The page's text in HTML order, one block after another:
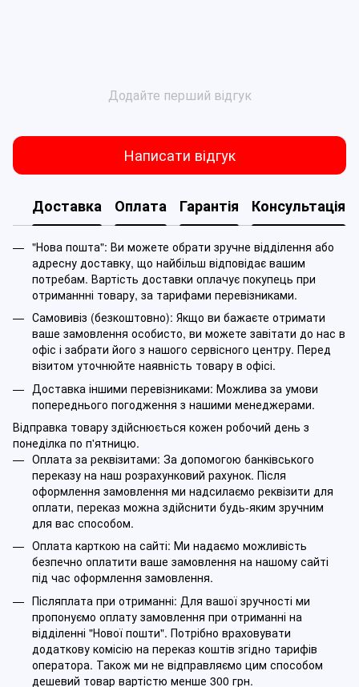
Додайте перший відгук
Написати відгук
Доставка Оплата Гарантія Консультація
"Нова пошта": Ви можете обрати зручне відділення або
адресну доставку, що найбільш відповідає вашим
потребам. Вартість доставки оплачує покупець при
отриманнні товару, за тарифами перевізниками.
Самовивіз (безкоштовно): Якщо ви бажаєте отримати
ваше замовлення особисто, ви можете завітати до нас в
офіс і забрати його з нашого сервісного центру. Перед
візитом уточнюйте наявність товару в офісі.
Доставка іншими перевізниками: Можлива за умови
попереднього погодження з нашими менеджерами.
Відправка товару здійснюється кожен робочий день з
понеділка по п'ятницю.
Оплата за реквізитами: За допомогою банківського
переказу на наш розрахунковий рахунок. Після
оформлення замовлення ми надсилаємо реквізити для
оплати, переказ можна здійснити будь-яким зручним
для вас способом.
Оплата карткою на сайті: Ми надаємо можливість
безпечно оплатити ваше замовлення на нашому сайті
під час оформлення замовлення.
Післяплата при отриманні: Для вашої зручності ми
пропонуємо оплату замовлення при отриманні на
відділенні "Нової пошти". Потрібно враховувати
додаткову комісію на переказ коштів згідно тарифів
оператора. Також ми не відправляємо цим способом
дешевий товар вартістю менше 300 грн.